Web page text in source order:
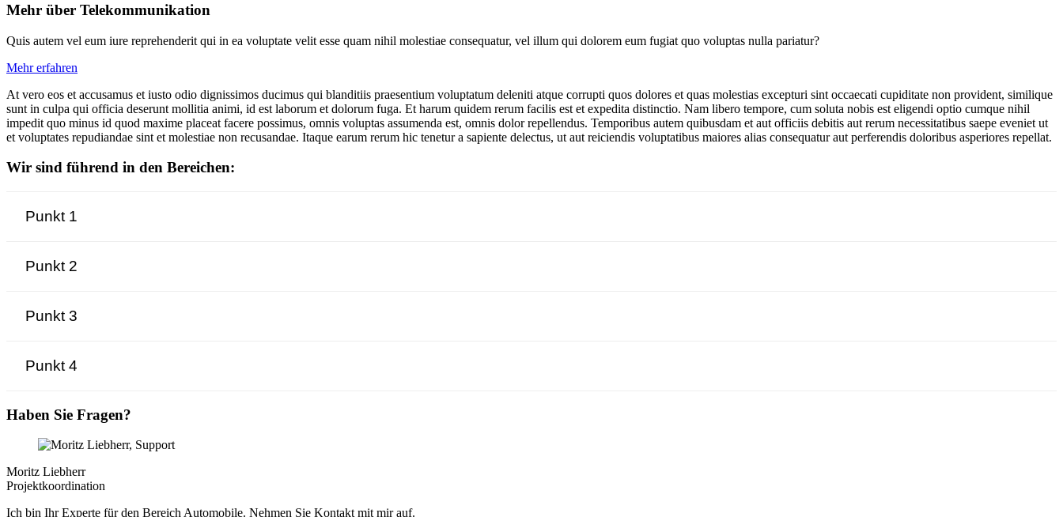
Mehr über Tele­kommunikation
Quis autem vel eum iure reprehenderit qui in ea voluptate velit esse quam nihil molestiae consequatur, vel illum qui dolorem eum fugiat quo voluptas nulla pariatur?
Mehr erfahren
At vero eos et accusamus et iusto odio dignissimos ducimus qui blanditiis praesentium voluptatum deleniti atque corrupti quos dolores et quas molestias excepturi sint occaecati cupiditate non provident, similique
sunt in culpa qui officia deserunt mollitia animi, id est laborum et dolorum fuga. Et harum quidem rerum facilis est et expedita distinctio. Nam libero tempore, cum soluta nobis est eligendi optio cumque nihil
impedit quo minus id quod maxime placeat facere possimus, omnis voluptas assumenda est, omnis dolor repellendus. Temporibus autem quibusdam et aut officiis debitis aut rerum necessitatibus saepe eveniet ut
et voluptates repudiandae sint et molestiae non recusandae. Itaque earum rerum hic tenetur a sapiente delectus, ut aut reiciendis voluptatibus maiores alias consequatur aut perferendis doloribus asperiores repellat.
Wir sind führend in den Bereichen:
Punkt 1
Punkt 2
Punkt 3
Punkt 4
Haben Sie Fragen?
Moritz Liebherr
Projektkoordination
Ich bin Ihr Experte für den Bereich Automobile. Nehmen Sie Kontakt mit mir auf.